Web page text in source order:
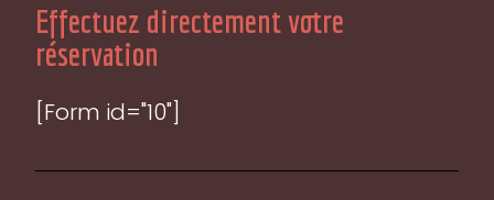
Effectuez directement votre
réservation
[Form id="10"]